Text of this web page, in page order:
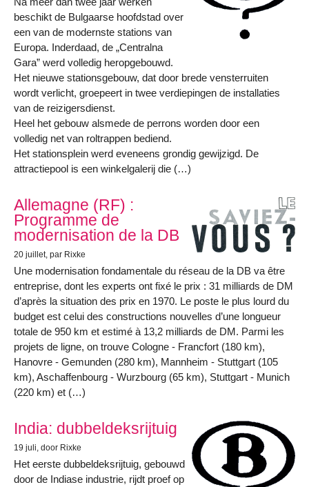
beschikt de Bulgaarse hoofdstad over
een van de modernste stations van
Europa. Inderdaad, de „Centralna
Gara” werd volledig heropgebouwd.
Het nieuwe stationsgebouw, dat door brede vensterruiten
wordt verlicht, groepeert in twee verdiepingen de installaties
van de reizigersdienst.
Heel het gebouw alsmede de perrons worden door een
volledig net van roltrappen bediend.
Het stationsplein werd eveneens grondig gewijzigd. De
attractiepool is een winkelgalerij die (…)
Allemagne (RF) :
Programme de
modernisation de la DB
20 juillet, par Rixke
Une modernisation fondamentale du réseau de la DB va être
entreprise, dont les experts ont fixé le prix : 31 milliards de DM
d’après la situation des prix en 1970. Le poste le plus lourd du
budget est celui des constructions nouvelles d’une longueur
totale de 950 km et estimé à 13,2 milliards de DM. Parmi les
projets de ligne, on trouve Cologne - Francfort (180 km),
Hanovre - Gemunden (280 km), Mannheim - Stuttgart (105
km), Aschaffenbourg - Wurzbourg (65 km), Stuttgart - Munich
(220 km) et (…)
India: dubbeldeksrijtuig
19 juli, door Rixke
Het eerste dubbeldeksrijtuig, gebouwd
door de Indiase industrie, rijdt proef op